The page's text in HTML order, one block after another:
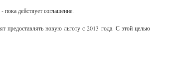
пока действует соглашение.
предоставлять новую льготу с 2013 года. С этой целью